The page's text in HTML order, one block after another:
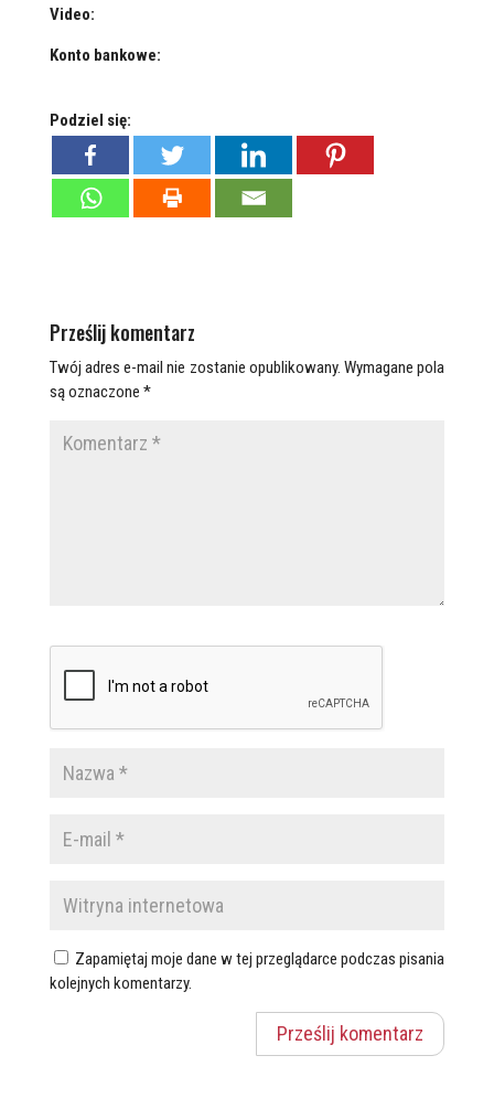
Video:
Konto bankowe:
Podziel się:
Prześlij komentarz
Twój adres e-mail nie zostanie opublikowany. Wymagane pola
są oznaczone *
Zapamiętaj moje dane w tej przeglądarce podczas pisania
kolejnych komentarzy.